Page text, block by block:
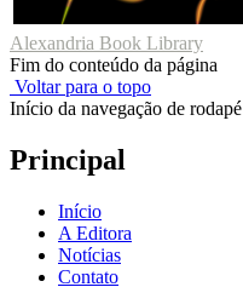
Alexandria Book Library
Fim do conteúdo da página
Voltar para o topo
Início da navegação de rodapé
Principal
Início
A Editora
Notícias
Contato